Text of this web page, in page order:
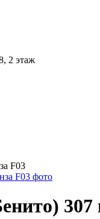
2 этаж
F03
307